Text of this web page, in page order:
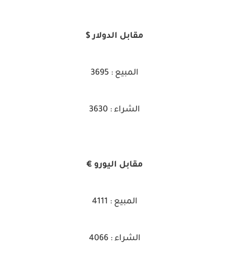
مقابل الدولار $
المبيع : 3695
الشراء : 3630
مقابل اليورو €
المبيع : 4111
الشراء : 4066